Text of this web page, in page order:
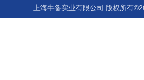
上海牛备实业有限公司 版权所有